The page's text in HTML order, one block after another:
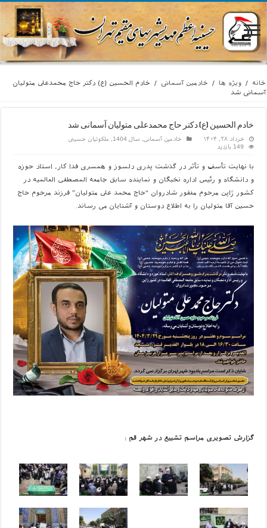
خانه / ویژه ها / خادمین آسمانی / خادم الحسین (ع) دکتر حاج محمدعلی متولیان
آسمانی شد
خادم الحسین (ع) دکتر حاج محمدعلی متولیان آسمانی شد
خرداد ۲۸, ۱۴۰۴ خادمین آسمانی, سال 1404 , ملکوتیان حسینی
149 بازدید
با نهایت تأسف و تأثر در گذشت پدری دلسوز و همسری فدا کار، استاد حوزه
و دانشگاه و رئیس اداره نخبگان و نماینده سابق جامعه المصطفی العالمیه در
کشور ژاپن مرحوم مغفور شادروان “حاج محمد علی متولیان” فرزند مرحوم حاج
حسین آقا متولیان را به اطلاع دوستان و آشنایان می رساند.
گزارش تصویری مراسم تشییع در شهر قم :